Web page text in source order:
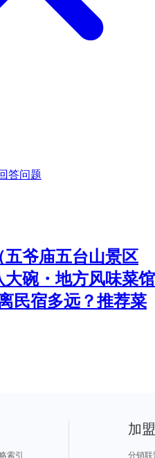
答问题
五爷庙五台山景区
大碗・地方风味菜馆
民宿多远？推荐菜
索引
加
分销联